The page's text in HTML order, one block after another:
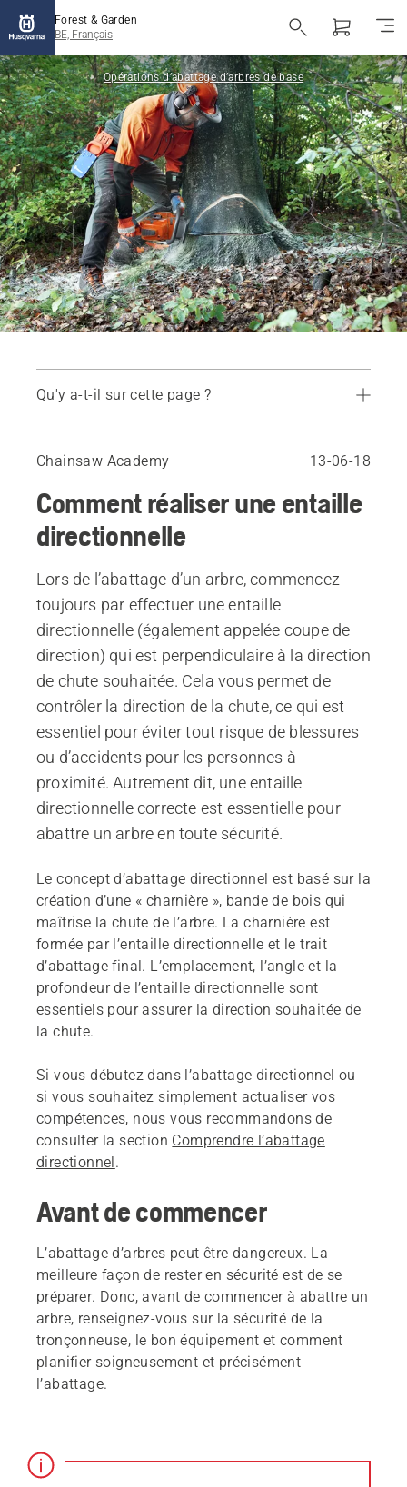
Forest & Garden
BE, Français
Opérations d’abattage d’arbres de base
Qu'y a-t-il sur cette page ?
Entailles directionnelles
Chainsaw Academy 13-06-18
Comment réaliser une entaille
directionnelle
Lors de l’abattage d’un arbre, commencez
toujours par effectuer une entaille
directionnelle (également appelée coupe de
direction) qui est perpendiculaire à la direction
de chute souhaitée. Cela vous permet de
contrôler la direction de la chute, ce qui est
essentiel pour éviter tout risque de blessures
ou d’accidents pour les personnes à
proximité. Autrement dit, une entaille
directionnelle correcte est essentielle pour
abattre un arbre en toute sécurité.
Le concept d’abattage directionnel est basé sur la
création d’une « charnière », bande de bois qui
maîtrise la chute de l’arbre. La charnière est
formée par l’entaille directionnelle et le trait
d’abattage final. L’emplacement, l’angle et la
profondeur de l’entaille directionnelle sont
essentiels pour assurer la direction souhaitée de
la chute.
Si vous débutez dans l’abattage directionnel ou
si vous souhaitez simplement actualiser vos
compétences, nous vous recommandons de
consulter la section Comprendre l’abattage
directionnel.
Avant de commencer
L’abattage d’arbres peut être dangereux. La
meilleure façon de rester en sécurité est de se
préparer. Donc, avant de commencer à abattre un
arbre, renseignez-vous sur la sécurité de la
tronçonneuse, le bon équipement et comment
planifier soigneusement et précisément
l’abattage.